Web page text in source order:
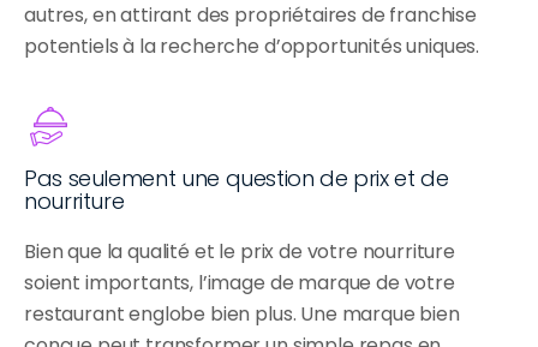
autres, en attirant des propriétaires de franchise
potentiels à la recherche d’opportunités uniques.
Pas seulement une question de prix et de
nourriture
Bien que la qualité et le prix de votre nourriture
soient importants, l’image de marque de votre
restaurant englobe bien plus. Une marque bien